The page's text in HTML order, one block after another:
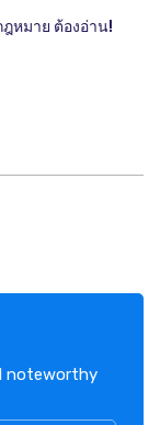
หมาย ต้องอ่าน!
noteworthy